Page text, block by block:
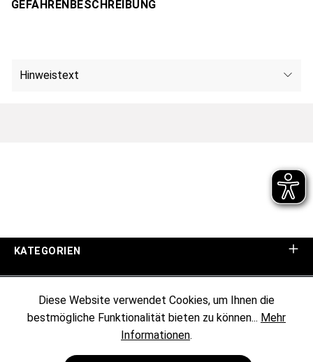
GEFAHRENBESCHREIBUNG
Hinweistext
KATEGORIEN
KUNDENINFORMATIONEN
Diese Website verwendet Cookies, um Ihnen die
bestmögliche Funktionalität bieten zu können... Mehr
Informationen.